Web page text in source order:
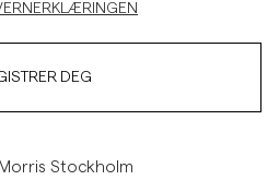
DEG
Stockholm